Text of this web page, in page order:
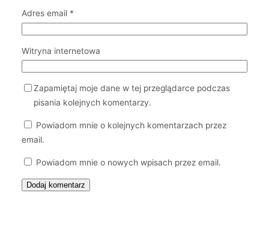
Adres email *
Witryna internetowa
Zapamiętaj moje dane w tej przeglądarce podczas
pisania kolejnych komentarzy.
Powiadom mnie o kolejnych komentarzach przez
email.
Powiadom mnie o nowych wpisach przez email.